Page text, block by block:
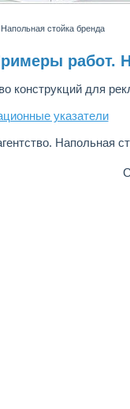
стойка бренда
работ.
конструкций для
указатели
Напольная